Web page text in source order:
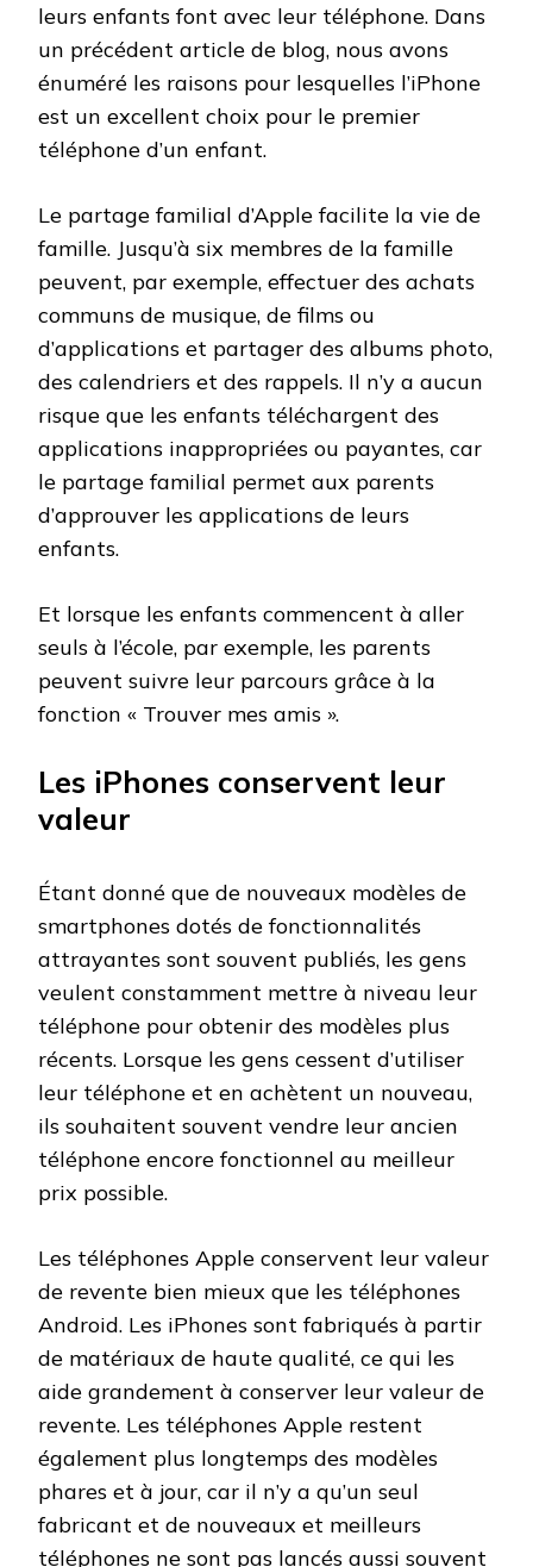
leurs enfants font avec leur téléphone. Dans
un précédent article de blog, nous avons
énuméré les raisons pour lesquelles l’iPhone
est un excellent choix pour le premier
téléphone d’un enfant.
Le partage familial d’Apple facilite la vie de
famille. Jusqu’à six membres de la famille
peuvent, par exemple, effectuer des achats
communs de musique, de films ou
d’applications et partager des albums photo,
des calendriers et des rappels. Il n’y a aucun
risque que les enfants téléchargent des
applications inappropriées ou payantes, car
le partage familial permet aux parents
d’approuver les applications de leurs
enfants.
Et lorsque les enfants commencent à aller
seuls à l’école, par exemple, les parents
peuvent suivre leur parcours grâce à la
fonction « Trouver mes amis ».
Les iPhones conservent leur
valeur
Étant donné que de nouveaux modèles de
smartphones dotés de fonctionnalités
attrayantes sont souvent publiés, les gens
veulent constamment mettre à niveau leur
téléphone pour obtenir des modèles plus
récents. Lorsque les gens cessent d’utiliser
leur téléphone et en achètent un nouveau,
ils souhaitent souvent vendre leur ancien
téléphone encore fonctionnel au meilleur
prix possible.
Les téléphones Apple conservent leur valeur
de revente bien mieux que les téléphones
Android. Les iPhones sont fabriqués à partir
de matériaux de haute qualité, ce qui les
aide grandement à conserver leur valeur de
revente. Les téléphones Apple restent
également plus longtemps des modèles
phares et à jour, car il n’y a qu’un seul
fabricant et de nouveaux et meilleurs
téléphones ne sont pas lancés aussi souvent